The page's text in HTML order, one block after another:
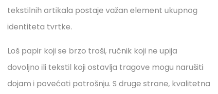
tekstilnih artikala postaje važan element ukupnog
identiteta tvrtke.
Loš papir koji se brzo troši, ručnik koji ne upija
dovoljno ili tekstil koji ostavlja tragove mogu narušiti
dojam i povećati potrošnju. S druge strane, kvalitetna